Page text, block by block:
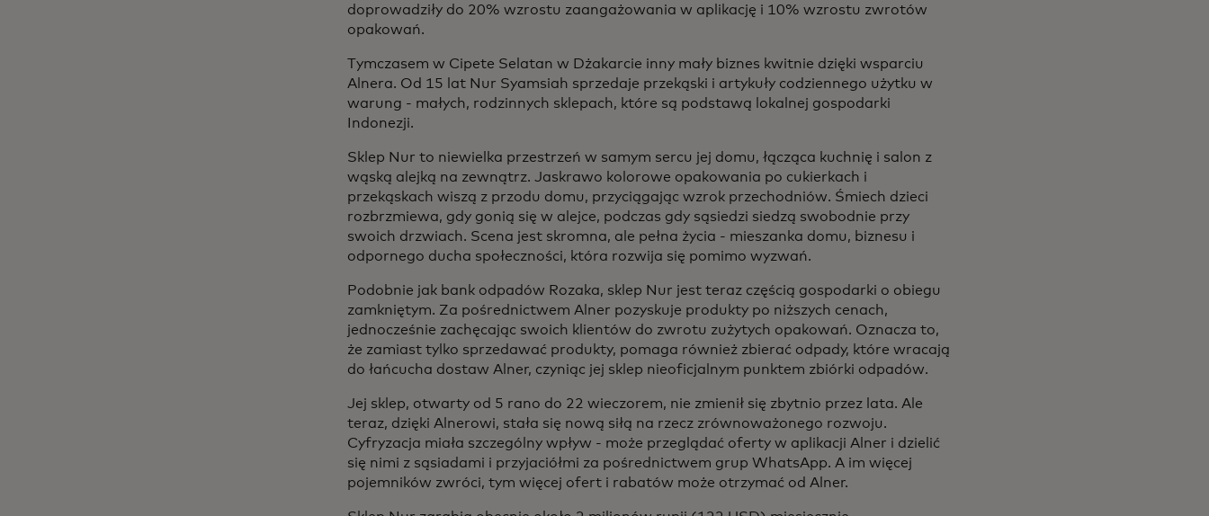
doprowadziły do 20% wzrostu zaangażowania w aplikację i 10% wzrostu zwrotów
opakowań.
Tymczasem w Cipete Selatan w Dżakarcie inny mały biznes kwitnie dzięki wsparciu
Alnera. Od 15 lat Nur Syamsiah sprzedaje przekąski i artykuły codziennego użytku w
warung - małych, rodzinnych sklepach, które są podstawą lokalnej gospodarki
Indonezji.
Sklep Nur to niewielka przestrzeń w samym sercu jej domu, łącząca kuchnię i salon z
wąską alejką na zewnątrz. Jaskrawo kolorowe opakowania po cukierkach i
przekąskach wiszą z przodu domu, przyciągając wzrok przechodniów. Śmiech dzieci
rozbrzmiewa, gdy gonią się w alejce, podczas gdy sąsiedzi siedzą swobodnie przy
swoich drzwiach. Scena jest skromna, ale pełna życia - mieszanka domu, biznesu i
odpornego ducha społeczności, która rozwija się pomimo wyzwań.
Podobnie jak bank odpadów Rozaka, sklep Nur jest teraz częścią gospodarki o obiegu
zamkniętym. Za pośrednictwem Alner pozyskuje produkty po niższych cenach,
jednocześnie zachęcając swoich klientów do zwrotu zużytych opakowań. Oznacza to,
że zamiast tylko sprzedawać produkty, pomaga również zbierać odpady, które wracają
do łańcucha dostaw Alner, czyniąc jej sklep nieoficjalnym punktem zbiórki odpadów.
Jej sklep, otwarty od 5 rano do 22 wieczorem, nie zmienił się zbytnio przez lata. Ale
teraz, dzięki Alnerowi, stała się nową siłą na rzecz zrównoważonego rozwoju.
Cyfryzacja miała szczególny wpływ - może przeglądać oferty w aplikacji Alner i dzielić
się nimi z sąsiadami i przyjaciółmi za pośrednictwem grup WhatsApp. A im więcej
pojemników zwróci, tym więcej ofert i rabatów może otrzymać od Alner.